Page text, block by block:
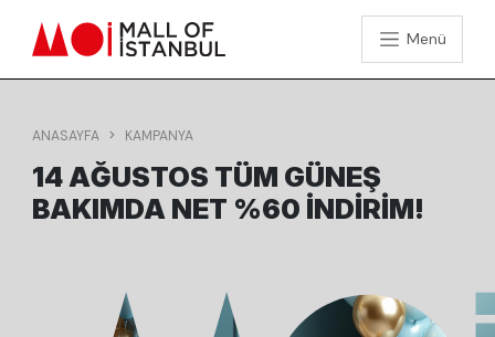
Menü
ANASAYFA KAMPANYA
14 AĞUSTOS TÜM GÜNEŞ
BAKIMDA NET %60 İNDIRIM!